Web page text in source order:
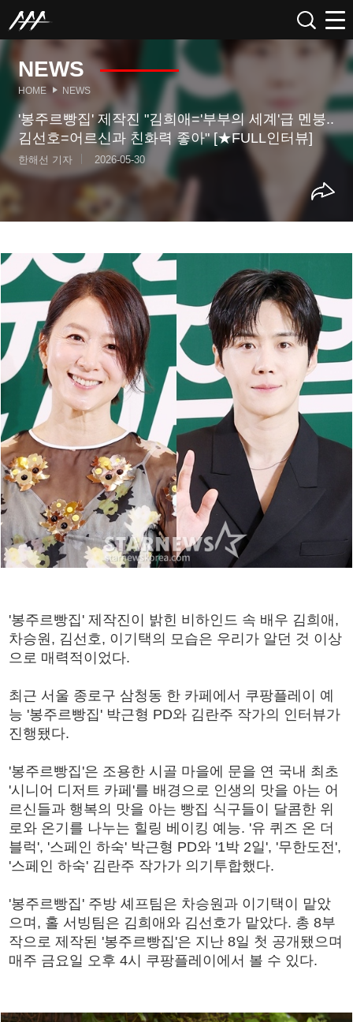
NEWS
HOME NEWS
'봉주르빵집' 제작진 "김희애='부부의 세계'급 멘붕..
김선호=어르신과 친화력 좋아" [★FULL인터뷰]
한해선 기자 2026-05-30
'봉주르빵집' 제작진이 밝힌 비하인드 속 배우 김희애,
차승원, 김선호, 이기택의 모습은 우리가 알던 것 이상
으로 매력적이었다.
최근 서울 종로구 삼청동 한 카페에서 쿠팡플레이 예
능 '봉주르빵집' 박근형 PD와 김란주 작가의 인터뷰가
진행됐다.
'봉주르빵집'은 조용한 시골 마을에 문을 연 국내 최초
'시니어 디저트 카페'를 배경으로 인생의 맛을 아는 어
르신들과 행복의 맛을 아는 빵집 식구들이 달콤한 위
로와 온기를 나누는 힐링 베이킹 예능. '유 퀴즈 온 더
블럭', '스페인 하숙' 박근형 PD와 '1박 2일', '무한도전',
'스페인 하숙' 김란주 작가가 의기투합했다.
'봉주르빵집' 주방 셰프팀은 차승원과 이기택이 맡았
으며, 홀 서빙팀은 김희애와 김선호가 맡았다. 총 8부
작으로 제작된 '봉주르빵집'은 지난 8일 첫 공개됐으며
매주 금요일 오후 4시 쿠팡플레이에서 볼 수 있다.